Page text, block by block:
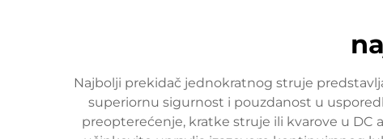
Najbolji prekidač jednokratnog struje
superiornu sigurnost i pouzdanost u
preopterećenje, kratke struje ili kvarove u